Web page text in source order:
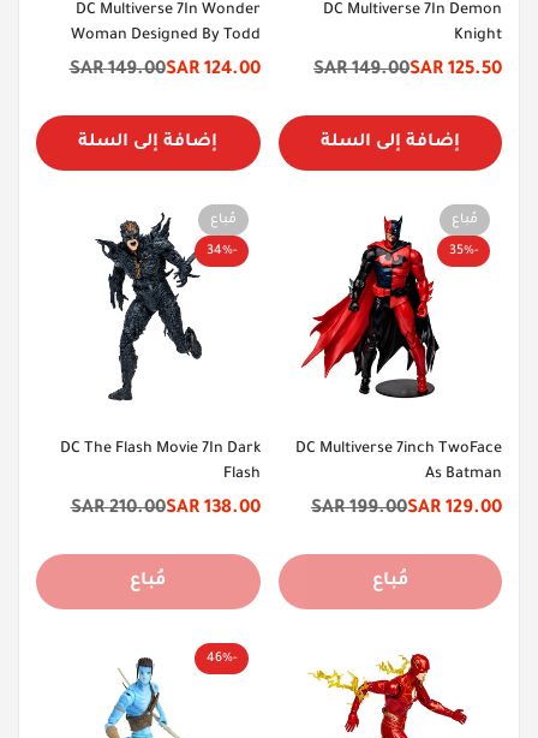
DC Multiverse 7In Demon
Knight
سعر
125.50 SAR
السعر
149.00 SAR
إضافة إلى السلة
DC Multiverse 7In Wonder
Woman Designed By Todd
Mcfarlane
سعر
124.00 SAR
السعر
149.00 SAR
إضافة إلى السلة
مُباع
-35%
DC Multiverse 7inch TwoFace
As Batman
سعر
129.00 SAR
السعر
199.00 SAR
مُباع
مُباع
-34%
DC The Flash Movie 7In Dark
Flash
سعر
138.00 SAR
السعر
210.00 SAR
مُباع
-46%